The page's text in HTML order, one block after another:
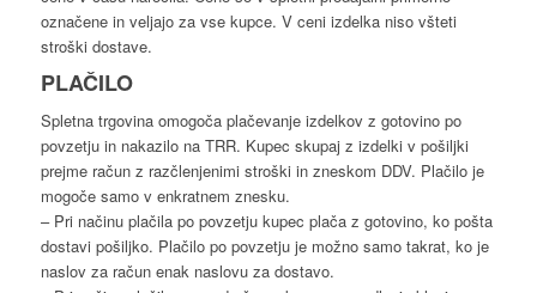
označene in veljajo za vse kupce. V ceni izdelka niso všteti
stroški dostave.
PLAČILO
Spletna trgovina omogoča plačevanje izdelkov z gotovino po
povzetju in nakazilo na TRR. Kupec skupaj z izdelki v pošiljki
prejme račun z razčlenjenimi stroški in zneskom DDV. Plačilo je
mogoče samo v enkratnem znesku.
– Pri načinu plačila po povzetju kupec plača z gotovino, ko pošta
dostavi pošiljko. Plačilo po povzetju je možno samo takrat, ko je
naslov za račun enak naslovu za dostavo.